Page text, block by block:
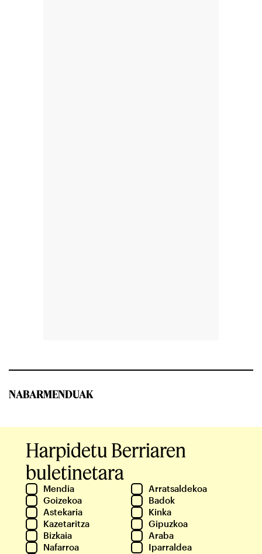
NABARMENDUAK
Harpidetu Berriaren
buletinetara
Mendia
Arratsaldekoa
Goizekoa
Badok
Astekaria
Kinka
Kazetaritza
Gipuzkoa
Bizkaia
Araba
Nafarroa
Iparraldea